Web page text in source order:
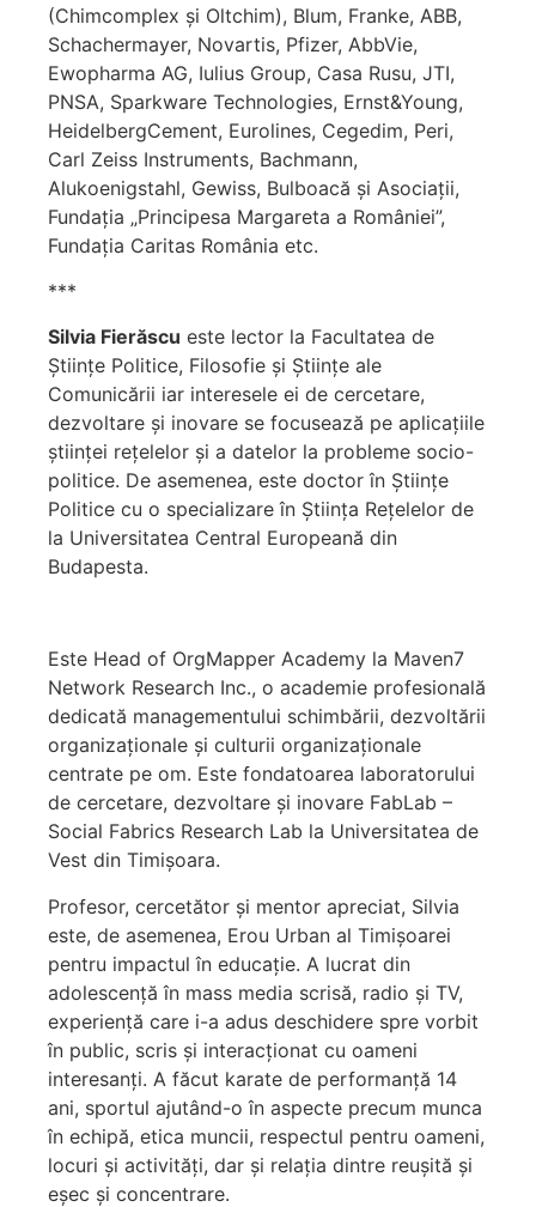
(Chimcomplex și Oltchim), Blum, Franke, ABB,
Schachermayer, Novartis, Pfizer, AbbVie,
Ewopharma AG, Iulius Group, Casa Rusu, JTI,
PNSA, Sparkware Technologies, Ernst&Young,
HeidelbergCement, Eurolines, Cegedim, Peri,
Carl Zeiss Instruments, Bachmann,
Alukoenigstahl, Gewiss, Bulboacă și Asociații,
Fundația „Principesa Margareta a României”,
Fundația Caritas România etc.
***
Silvia Fierăscu este lector la Facultatea de
Științe Politice, Filosofie și Științe ale
Comunicării iar interesele ei de cercetare,
dezvoltare și inovare se focusează pe aplicațiile
științei rețelelor și a datelor la probleme socio-
politice. De asemenea, este doctor în Științe
Politice cu o specializare în Știința Rețelelor de
la Universitatea Central Europeană din
Budapesta.
Este Head of OrgMapper Academy la Maven7
Network Research Inc., o academie profesională
dedicată managementului schimbării, dezvoltării
organizaționale și culturii organizaționale
centrate pe om. Este fondatoarea laboratorului
de cercetare, dezvoltare și inovare FabLab –
Social Fabrics Research Lab la Universitatea de
Vest din Timișoara.
Profesor, cercetător și mentor apreciat, Silvia
este, de asemenea, Erou Urban al Timișoarei
pentru impactul în educație. A lucrat din
adolescență în mass media scrisă, radio și TV,
experiență care i-a adus deschidere spre vorbit
în public, scris și interacționat cu oameni
interesanți. A făcut karate de performanță 14
ani, sportul ajutând-o în aspecte precum munca
în echipă, etica muncii, respectul pentru oameni,
locuri și activități, dar și relația dintre reușită și
eșec și concentrare.